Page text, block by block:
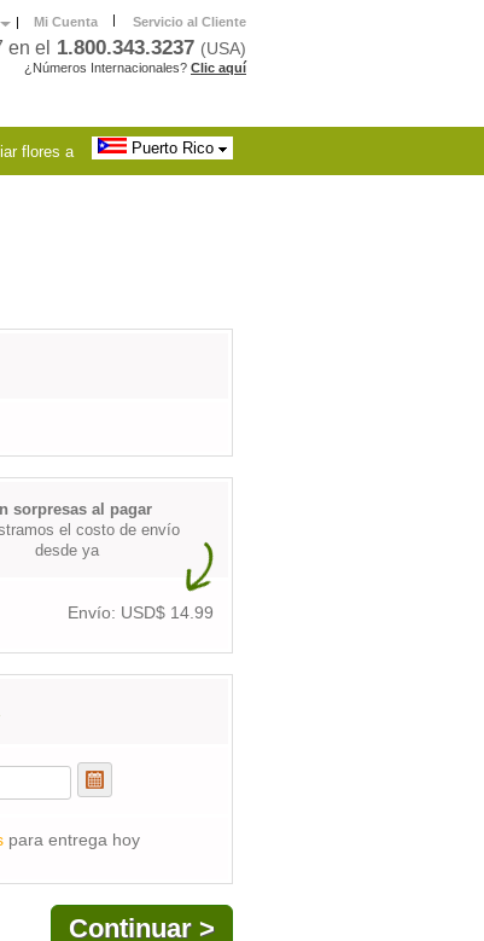
| Mi Cuenta | Servicio al Cliente
en el 1.800.343.3237 (USA)
¿Números Internacionales? Clic aquí
flores a Puerto Rico
sorpresas al pagar
el costo de envío
desde ya
Envío: USD$ 14.99
para entrega hoy